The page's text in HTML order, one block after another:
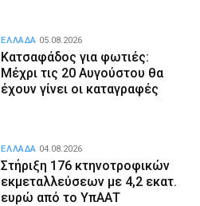
Κατσαφάδος για φωτιές:
Μέχρι τις 20 Αυγούστου θα
έχουν γίνει οι καταγραφές
ΕΛΛΑΔΑ 05.08.2026
Στήριξη 176 κτηνοτροφικών
εκμεταλλεύσεων με 4,2 εκατ.
ευρώ από το ΥπΑΑΤ
ΕΛΛΑΔΑ 04.08.2026